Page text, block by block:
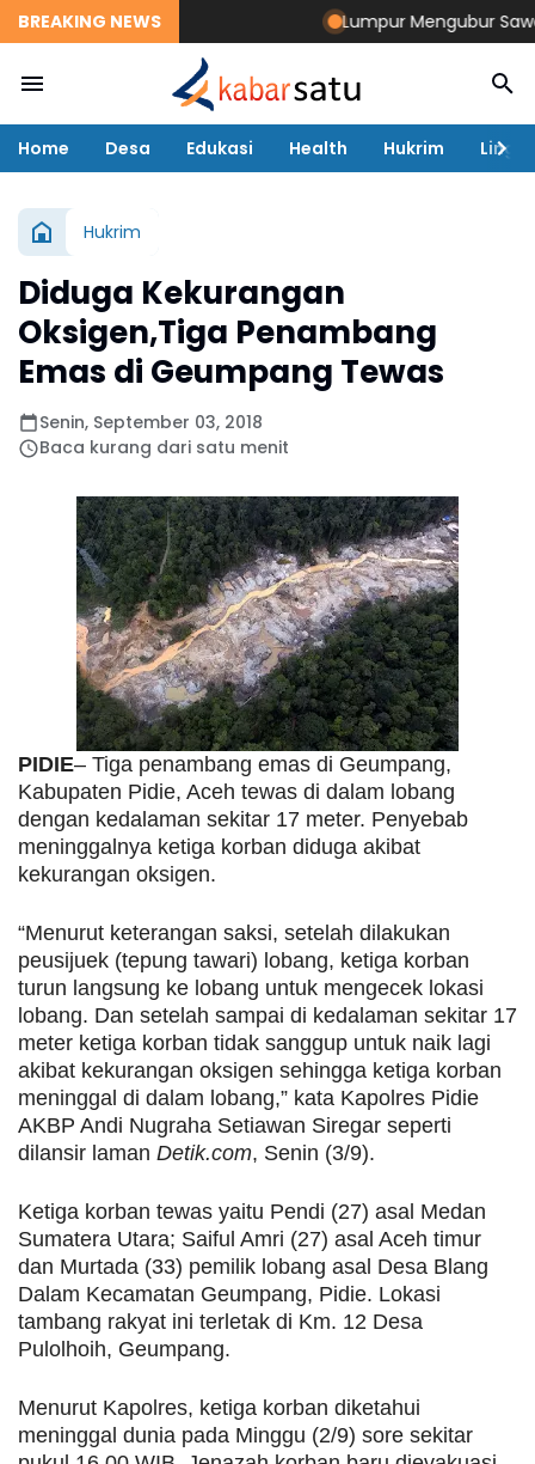
BREAKING NEWS Lumpur Mengubur Sawah
Home Desa Edukasi Health Hukrim
Hukrim
Diduga Kekurangan
Oksigen,Tiga Penambang
Emas di Geumpang Tewas
Senin, September 03, 2018
Baca kurang dari satu menit
PIDIE– Tiga penambang emas di Geumpang,
Kabupaten Pidie, Aceh tewas di dalam lobang
dengan kedalaman sekitar 17 meter. Penyebab
meninggalnya ketiga korban diduga akibat
kekurangan oksigen.
“Menurut keterangan saksi, setelah dilakukan
peusijuek (tepung tawari) lobang, ketiga korban
turun langsung ke lobang untuk mengecek lokasi
lobang. Dan setelah sampai di kedalaman sekitar 17
meter ketiga korban tidak sanggup untuk naik lagi
akibat kekurangan oksigen sehingga ketiga korban
meninggal di dalam lobang,” kata Kapolres Pidie
AKBP Andi Nugraha Setiawan Siregar seperti
dilansir laman Detik.com, Senin (3/9).
Ketiga korban tewas yaitu Pendi (27) asal Medan
Sumatera Utara; Saiful Amri (27) asal Aceh timur
dan Murtada (33) pemilik lobang asal Desa Blang
Dalam Kecamatan Geumpang, Pidie. Lokasi
tambang rakyat ini terletak di Km. 12 Desa
Pulolhoih, Geumpang.
Menurut Kapolres, ketiga korban diketahui
meninggal dunia pada Minggu (2/9) sore sekitar